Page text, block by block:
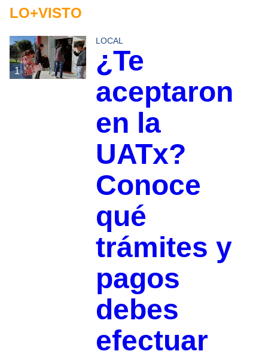
LO+VISTO
1
LOCAL
¿Te
aceptaron
en la
UATx?
Conoce
qué
trámites y
pagos
debes
efectuar